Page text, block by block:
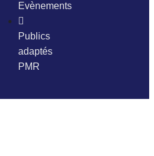
Evènements
Publics
adaptés
PMR